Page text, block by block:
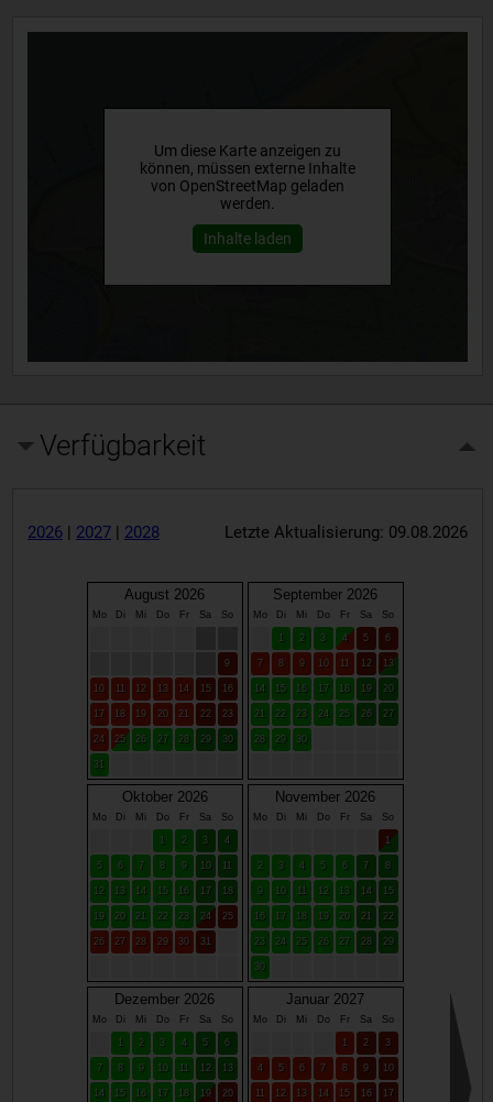
Um diese Karte anzeigen zu
können, müssen externe Inhalte
von OpenStreetMap geladen
werden.
Inhalte laden
Verfügbarkeit
2026| 2027| 2028 Letzte Aktualisierung: 09.08.2026
August 2026
Mo Di Mi Do Fr Sa So
9
10 11 12 13 14 15 16
17 18 19 20 21 22 23
24 25 26 27 28 29 30
31
September 2026
Mo Di Mi Do Fr Sa So
1 2 3 4 5 6
7 8 9 10 11 12 13
14 15 16 17 18 19 20
21 22 23 24 25 26 27
28 29 30
Oktober 2026
Mo Di Mi Do Fr Sa So
1 2 3 4
5 6 7 8 9 10 11
12 13 14 15 16 17 18
19 20 21 22 23 24 25
26 27 28 29 30 31
November 2026
Mo Di Mi Do Fr Sa So
1
2 3 4 5 6 7 8
9 10 11 12 13 14 15
16 17 18 19 20 21 22
23 24 25 26 27 28 29
30
Dezember 2026
Mo Di Mi Do Fr Sa So
1 2 3 4 5 6
7 8 9 10 11 12 13
14 15 16 17 18 19 20
Januar 2027
Mo Di Mi Do Fr Sa So
1 2 3
4 5 6 7 8 9 10
11 12 13 14 15 16 17